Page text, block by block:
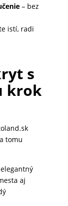
– bez
istí, radi
s
krok
tomu
aj